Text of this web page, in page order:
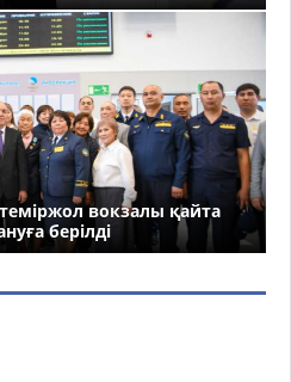
вокзалы қайта
берілді